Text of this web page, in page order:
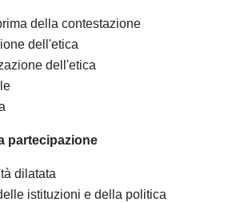
della contestazione
dell'etica
dell'etica
partecipazione
dilatata
istituzioni e della politica